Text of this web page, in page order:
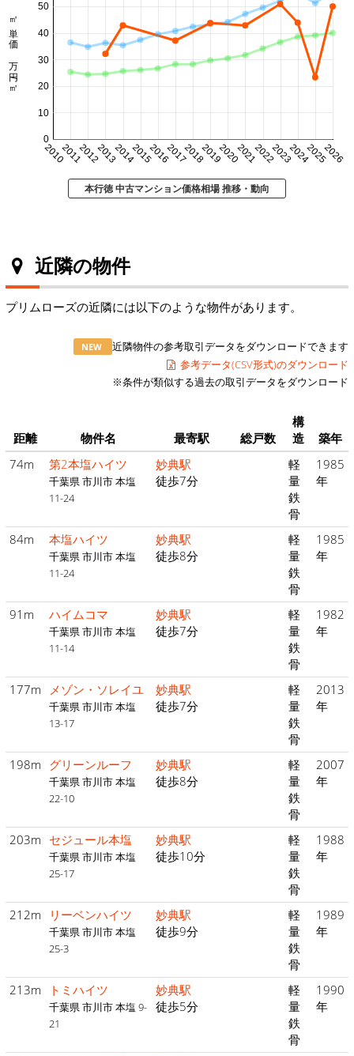
20102011201220132014201520162017201820192020202120222023202420252026
0
10
20
30
40
50
㎡単価 万円/㎡
本行徳 中古マンション価格相場 推移・動向
近隣の物件
プリムローズの近隣には以下のような物件があります。
NEW
近隣物件の参考取引データをダウンロードできます
参考データ(CSV形式)のダウンロード
※条件が類似する過去の取引データをダウンロード
距離 物件名 最寄駅 総戸数
構
造
築年
74m
第2本塩ハイツ
千葉県 市川市 本塩
11-24
妙典駅
徒歩7分
軽
量
鉄
骨
1985
年
84m 本塩ハイツ
千葉県 市川市 本塩
11-24
妙典駅
徒歩8分
軽
量
鉄
骨
1985
年
91m ハイムコマ
千葉県 市川市 本塩
11-14
妙典駅
徒歩7分
軽
量
鉄
骨
1982
年
177m メゾン・ソレイユ
千葉県 市川市 本塩
13-17
妙典駅
徒歩7分
軽
量
鉄
骨
2013
年
198m グリーンルーフ
千葉県 市川市 本塩
22-10
妙典駅
徒歩8分
軽
量
鉄
骨
2007
年
203m セジュール本塩
千葉県 市川市 本塩
25-17
妙典駅
徒歩10分
軽
量
鉄
骨
1988
年
212m リーベンハイツ
千葉県 市川市 本塩
25-3
妙典駅
徒歩9分
軽
量
鉄
骨
1989
年
213m トミハイツ
千葉県 市川市 本塩 9-
21
妙典駅
徒歩5分
軽
量
鉄
骨
1990
年